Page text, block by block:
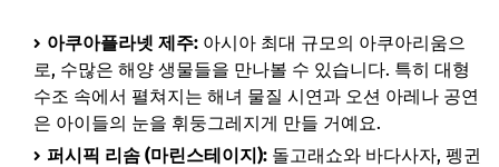
아쿠아플라넷 제주: 아시아 최대 규모의 아쿠아리움으
로, 수많은 해양 생물들을 만나볼 수 있습니다. 특히 대형
수조 속에서 펼쳐지는 해녀 물질 시연과 오션 아레나 공연
은 아이들의 눈을 휘둥그레지게 만들 거예요.
퍼시픽 리솜 (마린스테이지): 돌고래쇼와 바다사자, 펭귄